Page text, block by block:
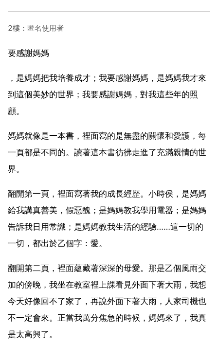
2樓：匿名使用者
要感謝媽媽
，是媽媽把我培養成才；我要感謝媽媽，是媽媽我才來
到這個美妙的世界；我要感謝媽媽，對我這些年的照
顧。
媽媽就像是一本書，裡面寫的是無盡的關懷和愛護，每
一頁都是不同的。讀著這本書彷彿走進了充滿親情的世
界。
翻開第一頁，裡面寫著我的成長經歷。小時侯，是媽媽
給我講真善美，假惡醜；是媽媽教我學用電器；是媽媽
告訴我日用常識；是媽媽教我生活的經驗……這一切的
一切，都出於乙個字：愛。
翻開第二頁，裡面蘊藏著深深的母愛。那是乙個風雨交
加的傍晚，我坐在教室裡上課看見外面下著大雨，我想
今天好像回不了家了，再說外面下著大雨，人家司機也
不一定會來。正當我萬分焦急的時候，媽媽來了，我真
是太高興了。